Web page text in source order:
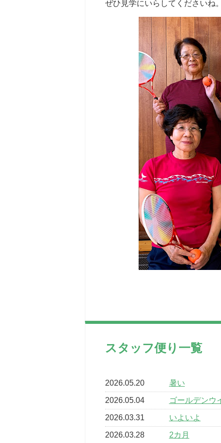
ぜひ見学にいらしてくださいね
スタッフ便り一覧
2026.05.20 暑い
2026.05.04 ゴールデンウ
2026.03.31 いよいよ
2026.03.28 2カ月